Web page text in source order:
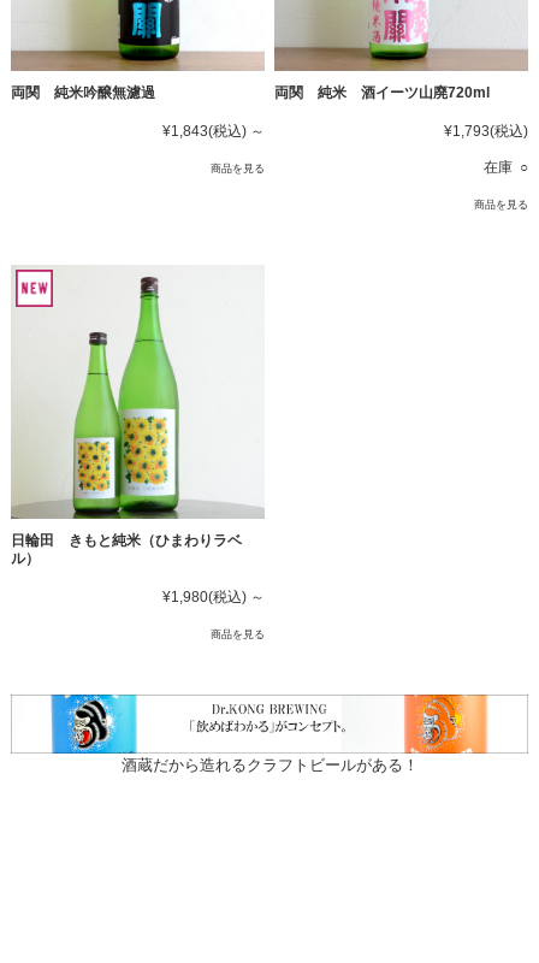
両関 純米吟醸無濾過
¥1,843(税込) ～
商品を見る
両関 純米 酒イーツ山廃720ml
¥1,793(税込)
在庫 ○
商品を見る
日輪田 きもと純米（ひまわりラベ
ル）
¥1,980(税込) ～
商品を見る
酒蔵だから造れるクラフトビールがある！